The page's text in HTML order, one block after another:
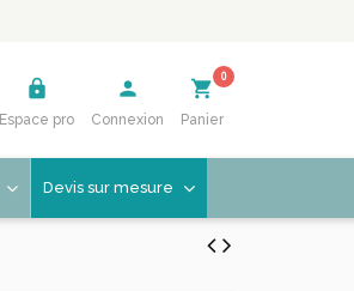
lock
Espace pro
person
Connexion
shopping_cart
0
Panier
Devis sur mesure